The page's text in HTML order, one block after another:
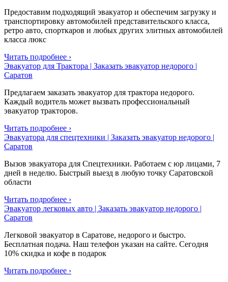
Предоставим подходящий эвакуатор и обеспечим загрузку и
транспортировку автомобилей представительского класса,
ретро авто, спорткаров и любых других элитных автомобилей
класса люкс
Читать подробнее ›
Эвакуатор для Трактора | Заказать эвакуатор недорого |
Саратов
Предлагаем заказать эвакуатор для трактора недорого.
Каждый водитель может вызвать профессиональный
эвакуатор тракторов.
Читать подробнее ›
Эвакуатора для спецтехники | Заказать эвакуатор недорого |
Саратов
Вызов эвакуатора для Спецтехники. Работаем с юр лицами, 7
дней в неделю. Быстрый выезд в любую точку Саратовской
области
Читать подробнее ›
Эвакуатор легковых авто | Заказать эвакуатор недорого |
Саратов
Легковой эвакуатор в Саратове, недорого и быстро.
Бесплатная подача. Наш телефон указан на сайте. Сегодня
10% скидка и кофе в подарок
Читать подробнее ›